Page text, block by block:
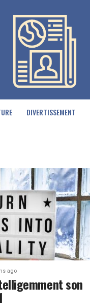
DIVERTISSEMENT
ago
son